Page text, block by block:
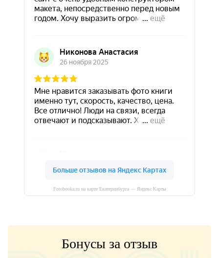
Fotobooka.ru на карте Екатеринбурга — Яндекс Карты
Бонусы за отзыв